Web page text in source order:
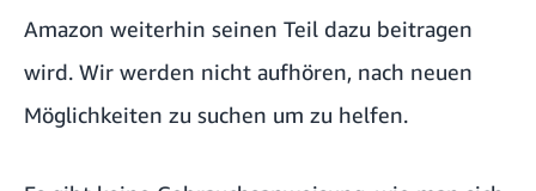
Amazon weiterhin seinen Teil dazu beitragen
wird. Wir werden nicht aufhören, nach neuen
Möglichkeiten zu suchen um zu helfen.